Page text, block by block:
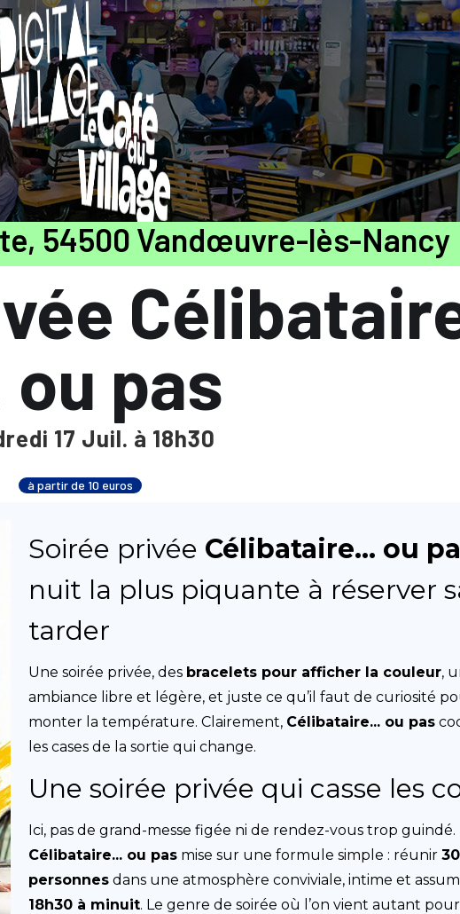
54500 Vandœuvre-lès-Nancy
ou pas
17 Juil. à 18h30
à partir de 10 euros
Soirée privée Célibataire... ou
nuit la plus piquante à réserver
tarder
Une soirée privée, des bracelets pour afficher la couleur,
ambiance libre et légère, et juste ce qu’il faut de curiosité
monter la température. Clairement, Célibataire... ou pas
les cases de la sortie qui change.
Une soirée privée qui casse les
Ici, pas de grand-messe figée ni de rendez-vous trop guindé.
Célibataire... ou pas mise sur une formule simple : réunir
personnes dans une atmosphère conviviale, intime et
18h30 à minuit. Le genre de soirée où l’on vient autant pour